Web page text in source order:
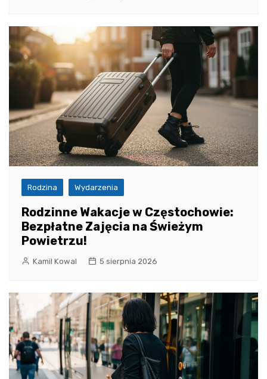
Rodzina Wydarzenia
Rodzinne Wakacje w Częstochowie:
Bezpłatne Zajęcia na Świeżym
Powietrzu!
Kamil Kowal 5 sierpnia 2026